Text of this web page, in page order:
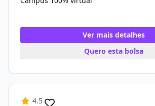
Ver mais detalhes
Quero esta bolsa
4.5